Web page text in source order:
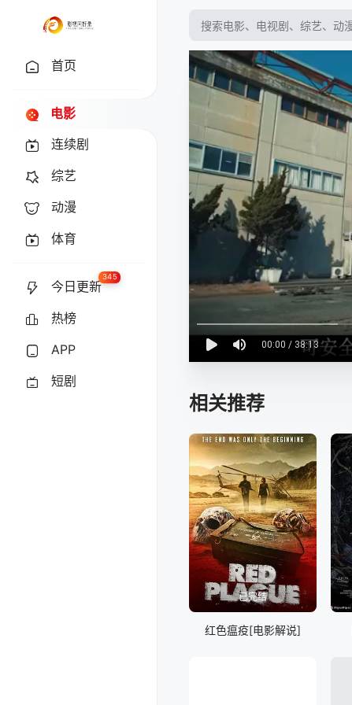
首页
电影
连续剧
综艺
动漫
体育
今日更新
345
热榜
APP
短剧
相关推荐
已完结
红色瘟疫[电影解说]